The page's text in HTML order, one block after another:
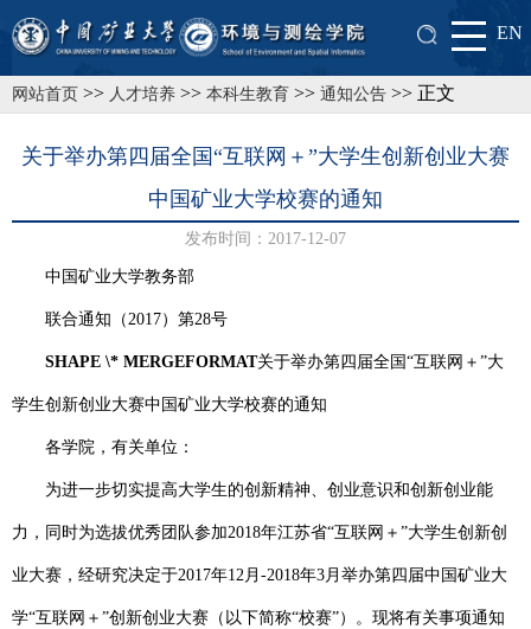
EN
网站首页 >> 人才培养 >> 本科生教育 >> 通知公告 >> 正文
关于举办第四届全国“互联网＋”大学生创新创业大赛
中国矿业大学校赛的通知
发布时间：2017-12-07
中国矿业大学教务部
联合通知（ 2017）第28号
SHAPE \* MERGEFORMAT关于举办第四届全国“互联网＋”大
学生创新创业大赛中国矿业大学校赛的通知
各学院，有关单位：
为进一步切实提高大学生的创新精神、创业意识和创新创业能
力，同时为选拔优秀团队参加2018年江苏省“互联网＋”大学生创新创
业大赛，经研究决定于2017年12 月 -2018年3 月举办第四届中国矿业大
学“互联网＋”创新创业大赛（以下简称“校赛”）。现将有关事项通知